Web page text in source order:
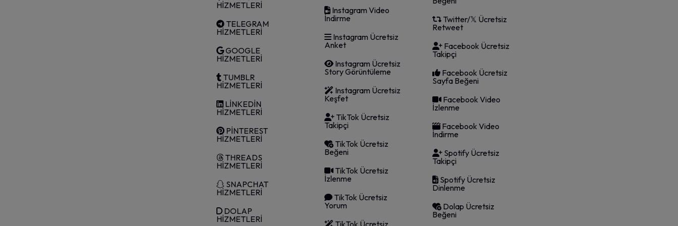
HİZMETLERİ
TELEGRAM
HİZMETLERİ
GOOGLE
HİZMETLERİ
TUMBLR
HİZMETLERİ
LİNKEDİN
HİZMETLERİ
PİNTEREST
HİZMETLERİ
THREADS
HİZMETLERİ
SNAPCHAT
HİZMETLERİ
DOLAP
HİZMETLERİ
Instagram Video
İndirme
Instagram Ücretsiz
Anket
Instagram Ücretsiz
Story Görüntüleme
Instagram Ücretsiz
Keşfet
TikTok Ücretsiz
Takipçi
TikTok Ücretsiz
Beğeni
TikTok Ücretsiz
İzlenme
TikTok Ücretsiz
Yorum
TikTok Ücretsiz
Twitter/𝕏 Ücretsiz
Retweet
Facebook Ücretsiz
Takipçi
Facebook Ücretsiz
Sayfa Beğeni
Facebook Video
İzlenme
Facebook Video
İndirme
Spotify Ücretsiz
Takipçi
Spotify Ücretsiz
Dinlenme
Dolap Ücretsiz
Beğeni